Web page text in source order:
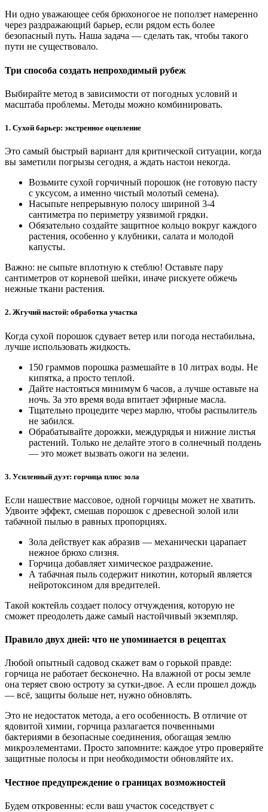
Ни одно уважающее себя брюхоногое не поползет намеренно
через раздражающий барьер, если рядом есть более
безопасный путь. Наша задача — сделать так, чтобы такого
пути не существовало.
Три способа создать непроходимый рубеж
Выбирайте метод в зависимости от погодных условий и
масштаба проблемы. Методы можно комбинировать.
1. Сухой барьер: экстренное оцепление
Это самый быстрый вариант для критической ситуации, когда
вы заметили погрызы сегодня, а ждать настои некогда.
Возьмите сухой горчичный порошок (не готовую пасту
с уксусом, а именно чистый молотый семена).
Насыпьте непрерывную полосу шириной 3-4
сантиметра по периметру уязвимой грядки.
Обязательно создайте защитное кольцо вокруг каждого
растения, особенно у клубники, салата и молодой
капусты.
Важно: не сыпьте вплотную к стеблю! Оставьте пару
сантиметров от корневой шейки, иначе рискуете обжечь
нежные ткани растения.
2. Жгучий настой: обработка участка
Когда сухой порошок сдувает ветер или погода нестабильна,
лучше использовать жидкость.
150 граммов порошка размешайте в 10 литрах воды. Не
кипятка, а просто теплой.
Дайте настояться минимум 6 часов, а лучше оставьте на
ночь. За это время вода впитает эфирные масла.
Тщательно процедите через марлю, чтобы распылитель
не забился.
Обрабатывайте дорожки, междурядья и нижние листья
растений. Только не делайте этого в солнечный полдень
— это может вызвать ожоги на зелени.
3. Усиленный дуэт: горчица плюс зола
Если нашествие массовое, одной горчицы может не хватить.
Удвоите эффект, смешав порошок с древесной золой или
табачной пылью в равных пропорциях.
Зола действует как абразив — механически царапает
нежное брюхо слизня.
Горчица добавляет химическое раздражение.
А табачная пыль содержит никотин, который является
нейротоксином для вредителей.
Такой коктейль создает полосу отчуждения, которую не
сможет преодолеть даже самый настойчивый экземпляр.
Правило двух дней: что не упоминается в рецептах
Любой опытный садовод скажет вам о горькой правде:
горчица не работает бесконечно. На влажной от росы земле
она теряет свою остроту за сутки-двое. А если прошел дождь
— всё, защиты больше нет, нужно обновлять.
Это не недостаток метода, а его особенность. В отличие от
ядовитой химии, горчица разлагается почвенными
бактериями в безопасные соединения, обогащая землю
микроэлементами. Просто запомните: каждое утро проверяйте
защитные полосы и при необходимости обновляйте их.
Честное предупреждение о границах возможностей
Будем откровенны: если ваш участок соседствует с